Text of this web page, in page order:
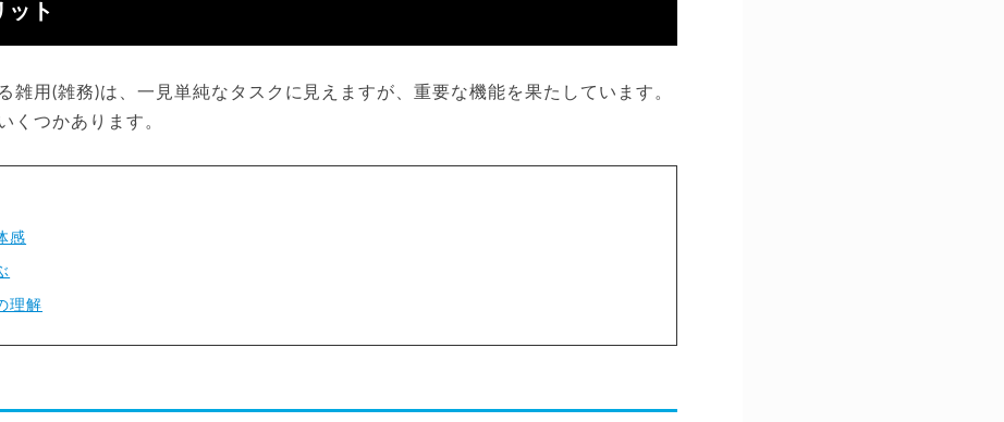
ット
雑用(雑務)は、一見単純なタスクに見えますが、重要な機能を果たしています。
くつかあります。
感
理解